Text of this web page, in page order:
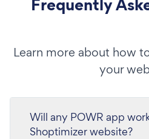
Frequently
Learn more about how
your
Will any POWR app
Shoptimizer website?